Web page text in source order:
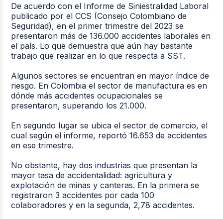
De acuerdo con el Informe de Siniestralidad Laboral
publicado por el CCS (Consejo Colombiano de
Seguridad), en el primer trimestre del 2023 se
presentaron más de 136.000 accidentes laborales en
el país. Lo que demuestra que aún hay bastante
trabajo que realizar en lo que respecta a SST.
Algunos sectores se encuentran en mayor índice de
riesgo. En Colombia el sector de manufactura es en
dónde más accidentes ocupacionales se
presentaron, superando los 21.000.
En segundo lugar se ubica el sector de comercio, el
cual según el informe, reportó 16.653 de accidentes
en ese trimestre.
No obstante, hay dos industrias que presentan la
mayor tasa de accidentalidad: agricultura y
explotación de minas y canteras. En la primera se
registraron 3 accidentes por cada 100
colaboradores y en la segunda, 2,78 accidentes.